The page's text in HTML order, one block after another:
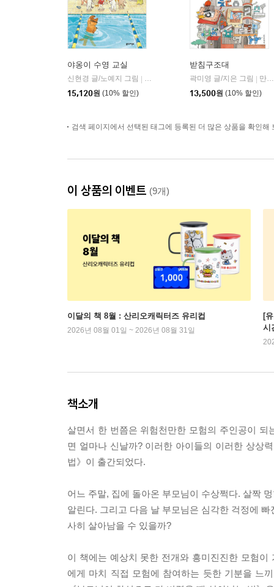
야옹이 수영 교실
신현경 글/노예지 그림
북스그라운드
15,120원 (10% 할인)
받침구조대
곽미영 글/지은 그림
만만한책방
13,500원 (10% 할인)
검색 페이지에서 선택된 태그에 등록된 더 많은 상품을 확인해
이 상품의 이벤트 (9개)
이달의 책 8월 : 산리오캐릭터즈 유리컵
2026년 08월 01일 ~ 2026년 08월 31일
[
시
책소개
살면서 한 번쯤은 위험천만한 모험의 주인공이
면 얼마나 신날까? 이러한 아이들의 이러한 상상
법》이 출간되었다.
어느 주말, 집에 돌아온 부모님이 수상쩍다. 살짝
알린다. 그리고 다음 날 부모님은 심각한 걱정에
사히 살아남을 수 있을까?
이 책에는 예상치 못한 전개와 흥미진진한 모험
에게 마치 직접 모험에 참여하는 듯한 기분을 느